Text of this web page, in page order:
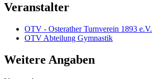
Veranstalter
OTV - Osterather Turnverein 1893 e.V.
OTV Abteilung Gymnastik
Weitere Angaben